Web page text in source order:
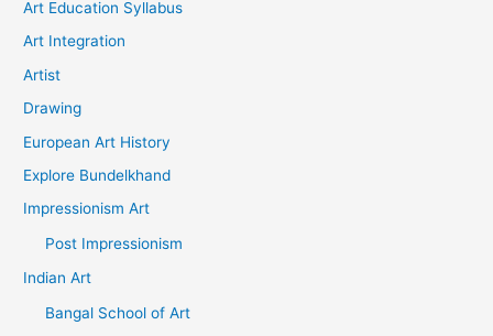
Art Education Syllabus
Art Integration
Artist
Drawing
European Art History
Explore Bundelkhand
Impressionism Art
Post Impressionism
Indian Art
Bangal School of Art